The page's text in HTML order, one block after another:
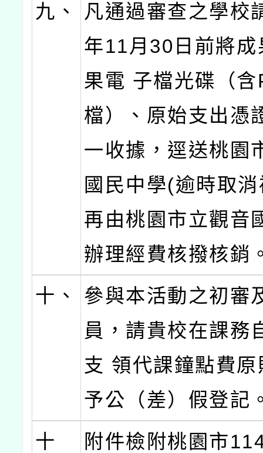
九、
凡通過審查之學校
年11月30日前將成
果電 子檔光碟（
檔）、原始支出憑
一收據，逕送桃園
國民中學(逾時取
再由桃園市立觀音
辦理經費核撥核銷
十、
參與本活動之初審
員，請貴校在課務
支 領代課鐘點費
予公（差）假登記
十
附件檢附桃園市